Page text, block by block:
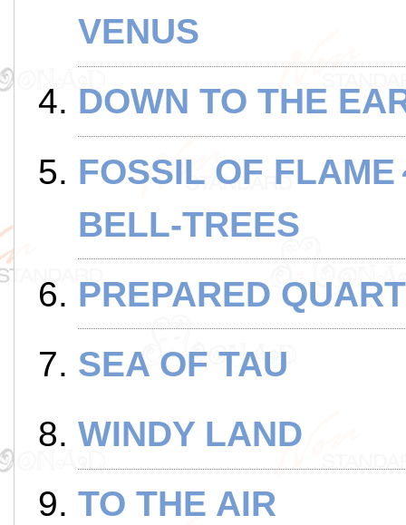
VENUS
DOWN TO THE
FOSSIL OF FLAME
BELL-TREES
PREPARED
SEA OF TAU
WINDY LAND
TO THE AIR